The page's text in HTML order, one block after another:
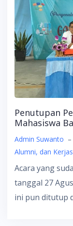
Penutupan
Mahasiswa
Admin Suwanto –
Alumni, dan
Acara yang
tanggal 27
ini pun ditutup